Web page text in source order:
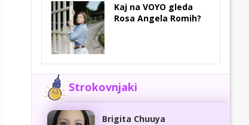
Kaj na VOYO gleda
Rosa Angela Romih?
Strokovnjaki
Brigita Chuuya